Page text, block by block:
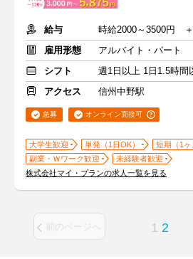
給与
時給2000～3500円
雇用形態
アルバイト・パート
シフト
週1日以上 1日1.5時間
アクセス
信州中野駅
急募 オンライン面接可
大学生歓迎 単発（1日OK）
短期（1ヶ
副業・Ｗワーク歓迎
未経験者歓迎
株式会社マイ・プランの求人一覧を見る
前のページへ 1 2